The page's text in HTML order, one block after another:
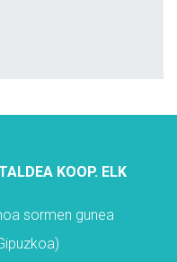
KOOP. ELK
sormen gunea